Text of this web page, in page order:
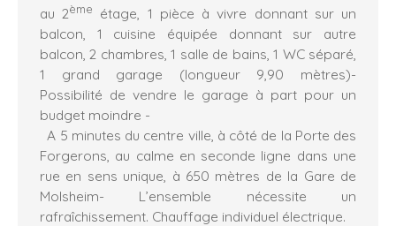
au 2ème
étage, 1 pièce à vivre donnant sur un
balcon, 1 cuisine équipée donnant sur autre
balcon, 2 chambres, 1 salle de bains, 1 WC séparé,
1 grand garage (longueur 9,90 mètres)-
Possibilité de vendre le garage à part pour un
budget moindre -
A 5 minutes du centre ville, à côté de la Porte des
Forgerons, au calme en seconde ligne dans une
rue en sens unique, à 650 mètres de la Gare de
Molsheim- L’ensemble nécessite un
rafraîchissement. Chauffage individuel électrique.